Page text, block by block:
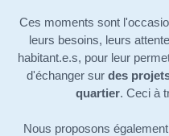
Ces moments sont
leurs besoins, leurs
habitant.e.s, pour leur
d'échanger sur des
quartier. Ceci à
Nous proposons